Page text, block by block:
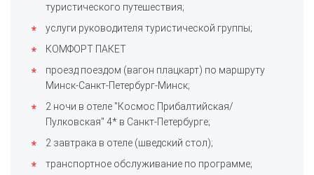
туристического путешествия;
услуги руководителя туристической группы;
КОМФОРТ ПАКЕТ
проезд поездом (вагон плацкарт) по маршруту
Минск-Санкт-Петербург-Минск;
2 ночи в отеле "Космос Прибалтийская/
Пулковская" 4* в Санкт-Петербурге;
2 завтрака в отеле (шведский стол);
транспортное обслуживание по программе;